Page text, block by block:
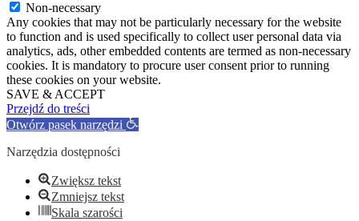
Non-necessary
Any cookies that may not be particularly necessary for the website
to function and is used specifically to collect user personal data via
analytics, ads, other embedded contents are termed as non-necessary
cookies. It is mandatory to procure user consent prior to running
these cookies on your website.
SAVE & ACCEPT
Przejdź do treści
Otwórz pasek narzędzi
Narzędzia dostępności
Zwiększ tekst
Zmniejsz tekst
Skala szarości